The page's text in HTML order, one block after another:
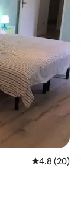
평점 4.8점(5
4.8 (20)